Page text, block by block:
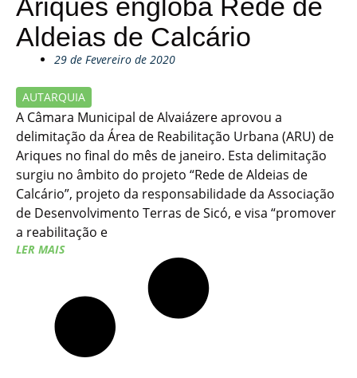
Ariques engloba Rede de
Aldeias de Calcário
29 de Fevereiro de 2020
AUTARQUIA
A Câmara Municipal de Alvaiázere aprovou a
delimitação da Área de Reabilitação Urbana (ARU) de
Ariques no final do mês de janeiro. Esta delimitação
surgiu no âmbito do projeto “Rede de Aldeias de
Calcário”, projeto da responsabilidade da Associação
de Desenvolvimento Terras de Sicó, e visa “promover
a reabilitação e
LER MAIS